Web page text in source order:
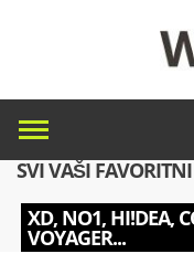
SVI VAŠI
XD, NO1, HI!DEA,
VOYAGER...